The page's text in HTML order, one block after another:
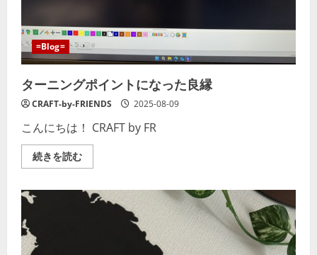
=Blog=
ターニングポイントになった良縁
CRAFT-by-FRIENDS 2025-08-09
こんにちは！ CRAFT by FR
続きを読むタ
ー
グ
ポ